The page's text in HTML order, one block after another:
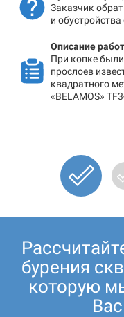
Заказчик
и
Описание
При копке
прослоев
квадратного
«BELAMOS»
бурения
которую